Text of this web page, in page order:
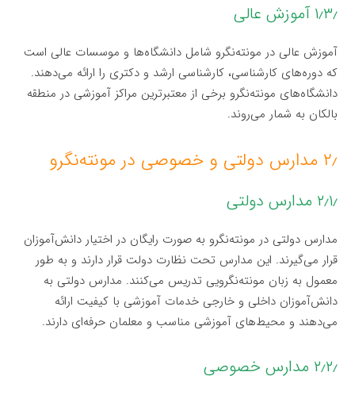
۱٫۳٫ آموزش عالی
آموزش عالی در مونته‌نگرو شامل دانشگاه‌ها و موسسات عالی است
که دوره‌های کارشناسی، کارشناسی ارشد و دکتری را ارائه می‌دهند.
دانشگاه‌های مونته‌نگرو برخی از معتبرترین مراکز آموزشی در منطقه
بالکان به شمار می‌روند.
۲٫ مدارس دولتی و خصوصی در مونته‌نگرو
۲٫۱٫ مدارس دولتی
مدارس دولتی در مونته‌نگرو به صورت رایگان در اختیار دانش‌آموزان
قرار می‌گیرند. این مدارس تحت نظارت دولت قرار دارند و به طور
معمول به زبان مونته‌نگرویی تدریس می‌کنند. مدارس دولتی به
دانش‌آموزان داخلی و خارجی خدمات آموزشی با کیفیت ارائه
می‌دهند و محیط‌های آموزشی مناسب و معلمان حرفه‌ای دارند.
۲٫۲٫ مدارس خصوصی